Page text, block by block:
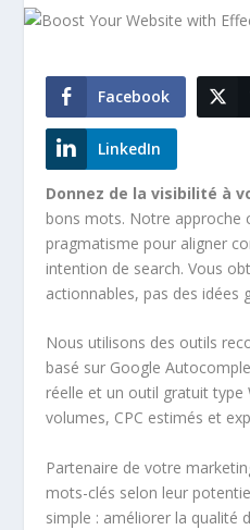
Facebook
LinkedIn
Donnez de la visibilité à
bons mots. Notre approche
pragmatisme pour aligner
intention de search. Vous
actionnables, pas des idées
Nous utilisons des outils
basé sur Google
réelle et un outil gratuit type
volumes, CPC estimés et
Partenaire de votre
mots-clés selon leur
simple : améliorer la qualité